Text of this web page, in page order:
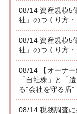
08/14 資産規模5
社」のつくり方
08/14 資産規模5
社」のつくり方
08/14 【オーナー
「自社株」と「
る”会社を守る盾”
08/14 税務調査